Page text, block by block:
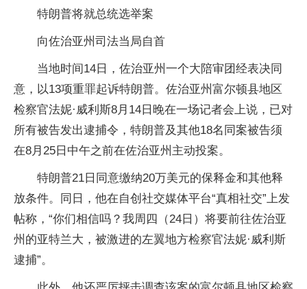
特朗普将就总统选举案
向佐治亚州司法当局自首
当地时间14日，佐治亚州一个大陪审团经表决同
意，以13项重罪起诉特朗普。佐治亚州富尔顿县地区
检察官法妮·威利斯8月14日晚在一场记者会上说，已对
所有被告发出逮捕令，特朗普及其他18名同案被告须
在8月25日中午之前在佐治亚州主动投案。
特朗普21日同意缴纳20万美元的保释金和其他释
放条件。同日，他在自创社交媒体平台“真相社交”上发
帖称，“你们相信吗？我周四（24日）将要前往佐治亚
州的亚特兰大，被激进的左翼地方检察官法妮·威利斯
逮捕”。